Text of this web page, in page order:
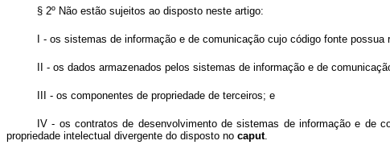
§ 2º Não estão sujeitos ao disposto neste artigo:
I - os sistemas de informação e de comunicação cujo código fonte
II - os dados armazenados pelos sistemas de informação e de
III - os componentes de propriedade de terceiros; e
IV - os contratos de desenvolvimento de sistemas de informação e de
propriedade intelectual divergente do disposto no caput.